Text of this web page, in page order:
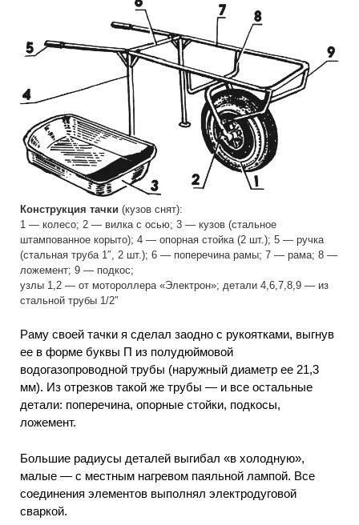
Конструкция тачки (кузов снят):
1 — колесо; 2 — вилка с осью; 3 — кузов (стальное
штампованное корыто); 4 — опорная стойка (2 шт.); 5 — ручка
(стальная труба 1″, 2 шт.); 6 — поперечина рамы; 7 — рама; 8 —
ложемент; 9 — подкос;
узлы 1,2 — от мотороллера «Электрон»; детали 4,6,7,8,9 — из
стальной трубы 1/2″
Раму своей тачки я сделал заодно с рукоятками, выгнув
ее в форме буквы П из полудюймовой
водогазопроводной трубы (наружный диаметр ее 21,3
мм). Из отрезков такой же трубы — и все остальные
детали: поперечина, опорные стойки, подкосы,
ложемент.
Большие радиусы деталей выгибал «в холодную»,
малые — с местным нагревом паяльной лампой. Все
соединения элементов выполнял электродуговой
сваркой.